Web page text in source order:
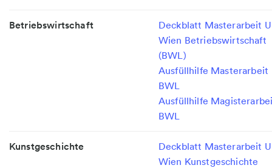
Betriebswirtschaft
Deckblatt Masterarbeit
Wien Betriebswirtschaft
(BWL)
Ausfüllhilfe Masterarbeit
BWL
Ausfüllhilfe
BWL
Kunstgeschichte
Deckblatt Masterarbeit
Wien Kunstgeschichte